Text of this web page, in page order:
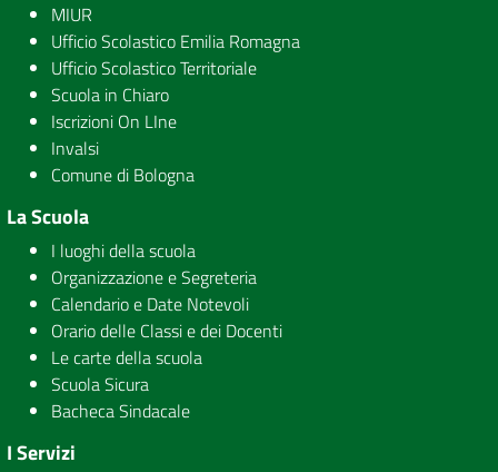
MIUR
Ufficio Scolastico Emilia Romagna
Ufficio Scolastico Territoriale
Scuola in Chiaro
Iscrizioni On LIne
Invalsi
Comune di Bologna
La Scuola
I luoghi della scuola
Organizzazione e Segreteria
Calendario e Date Notevoli
Orario delle Classi e dei Docenti
Le carte della scuola
Scuola Sicura
Bacheca Sindacale
I Servizi